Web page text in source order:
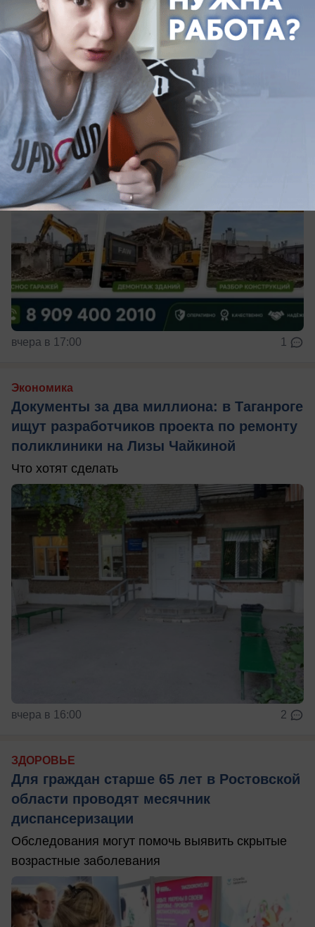
вчера в 18:00 1
Общество
Снос и демонтаж под ключ
вчера в 17:00 1
Экономика
Документы за два миллиона: в Таганроге
ищут разработчиков проекта по ремонту
поликлиники на Лизы Чайкиной
Что хотят сделать
вчера в 16:00 2
ЗДОРОВЬЕ
Для граждан старше 65 лет в Ростовской
области проводят месячник
диспансеризации
Обследования могут помочь выявить скрытые
возрастные заболевания